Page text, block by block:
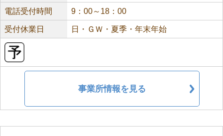
電話受付時間 9：00～18：00
受付休業日 日・ＧＷ・夏季・年末年始
事業所情報を見る